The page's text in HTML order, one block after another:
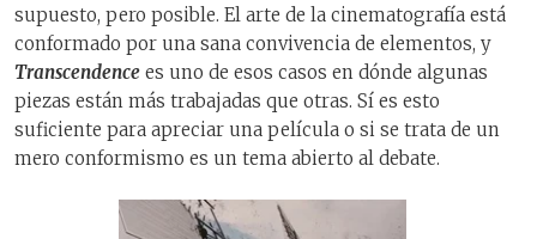
supuesto, pero posible. El arte de la cinematografía está
conformado por una sana convivencia de elementos, y
Transcendence es uno de esos casos en dónde algunas
piezas están más trabajadas que otras. Sí es esto
suficiente para apreciar una película o si se trata de un
mero conformismo es un tema abierto al debate.